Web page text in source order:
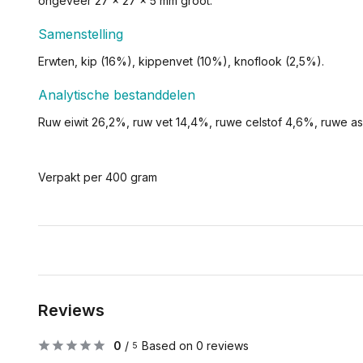
Samenstelling
Erwten, kip (16%), kippenvet (10%), knoflook (2,5%).
Analytische bestanddelen
Ruw eiwit 26,2%, ruw vet 14,4%, ruwe celstof 4,6%, ruwe
Verpakt per 400 gram
Reviews
0 / 5 Based on 0 reviews